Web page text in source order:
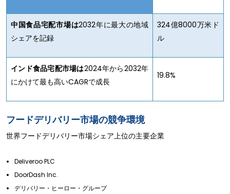
中国食品宅配市場は2032年に最大の地域
シェアを記録
324億8000万米ド
ル
インド食品宅配市場は2024年から2032年
にかけて最も高いCAGRで成長
19.8%
フードデリバリー市場の競争環境
世界フードデリバリー市場シェア上位の主要企業
Deliveroo PLC
DoorDash Inc.
デリバリー・ヒーロー・グループ